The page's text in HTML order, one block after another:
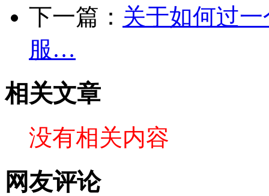
下一篇： 关于如何过
服…
相关文章
没有相关内容
网友评论